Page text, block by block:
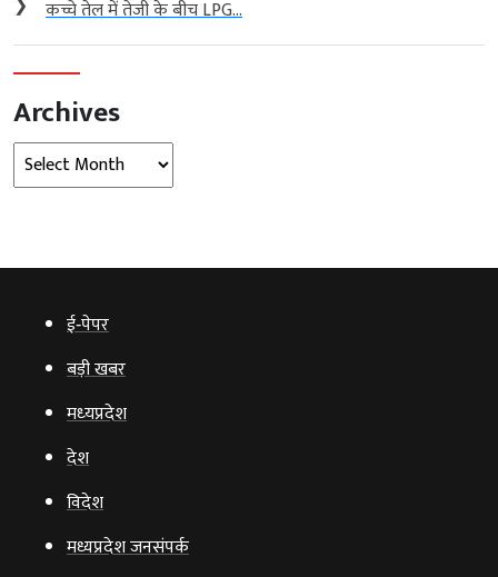
❯ कच्चे तेल में तेजी के बीच LPG...
Archives
Archives
ई‑पेपर
बड़ी खबर
मध्‍यप्रदेश
देश
विदेश
मध्यप्रदेश जनसंपर्क